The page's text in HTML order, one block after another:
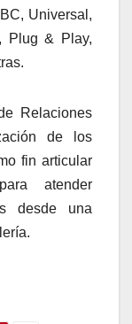
Universal,
Plug & Play,
Relaciones
de los
fin articular
atender
desde una